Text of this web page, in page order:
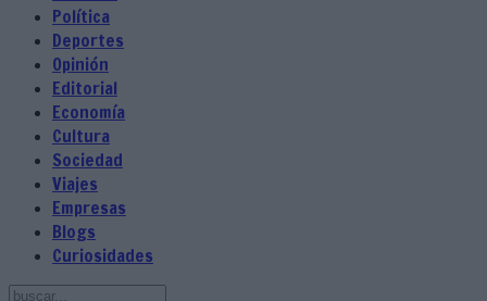
Política
Deportes
Opinión
Editorial
Economía
Cultura
Sociedad
Viajes
Empresas
Blogs
Curiosidades